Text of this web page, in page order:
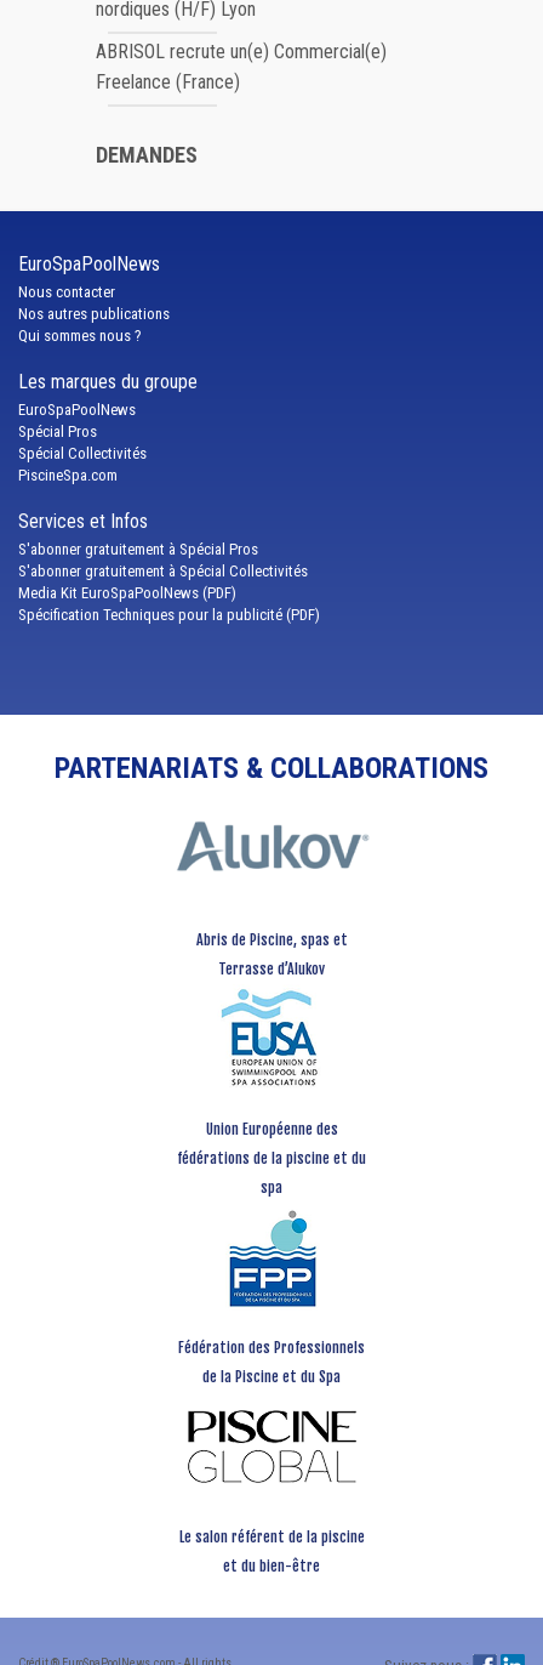
nordiques (H/F) Lyon
ABRISOL recrute un(e) Commercial(e)
Freelance (France)
DEMANDES
EuroSpaPoolNews
Nous contacter
Nos autres publications
Qui sommes nous ?
Les marques du groupe
EuroSpaPoolNews
Spécial Pros
Spécial Collectivités
PiscineSpa.com
Services et Infos
S'abonner gratuitement à Spécial Pros
S'abonner gratuitement à Spécial Collectivités
Media Kit EuroSpaPoolNews (PDF)
Spécification Techniques pour la publicité (PDF)
PARTENARIATS & COLLABORATIONS
Abris de Piscine, spas et
Terrasse d’Alukov
Union Européenne des
fédérations de la piscine et du
spa
Fédération des Professionnels
de la Piscine et du Spa
Le salon référent de la piscine
et du bien-être